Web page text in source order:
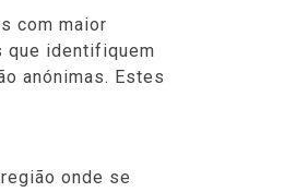
com maior
que identifiquem
anónimas. Estes
onde se